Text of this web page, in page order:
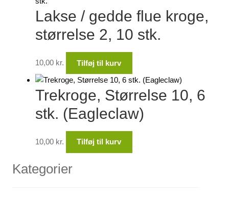
Lakse / gedde flue kroge,
størrelse 2, 10 stk.
10,00 kr. Tilføj til kurv
Trekroge, Størrelse 10, 6
stk. (Eagleclaw)
10,00 kr. Tilføj til kurv
Kategorier